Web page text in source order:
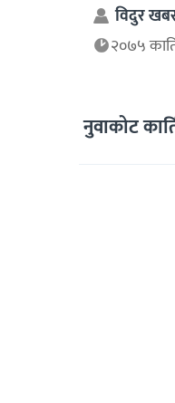
विदुर
२०७५
नुवाकोट